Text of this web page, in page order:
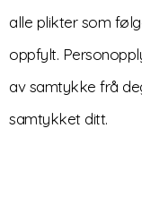
alle plikter som
oppfylt.
av samtykke frå
samtykket ditt.